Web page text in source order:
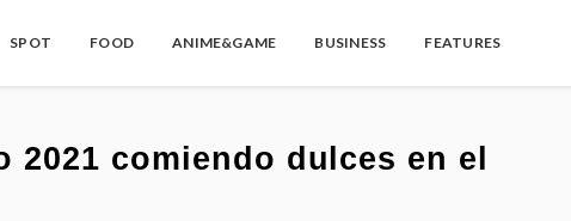
SPOT FOOD ANIME&GAME BUSINESS FEATURES
2021 comiendo dulces en el